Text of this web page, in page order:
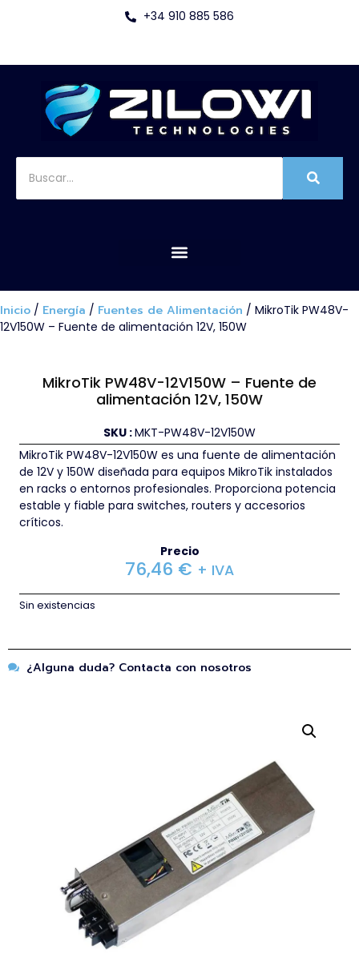
+34 910 885 586
Inicio / Energía / Fuentes de Alimentación / MikroTik PW48V-
12V150W – Fuente de alimentación 12V, 150W
MikroTik PW48V-12V150W – Fuente de
alimentación 12V, 150W
SKU :MKT-PW48V-12V150W
MikroTik PW48V-12V150W es una fuente de alimentación
de 12V y 150W diseñada para equipos MikroTik instalados
en racks o entornos profesionales. Proporciona potencia
estable y fiable para switches, routers y accesorios
críticos.
Precio
76,46 € + IVA
Sin existencias
¿Alguna duda? Contacta con nosotros